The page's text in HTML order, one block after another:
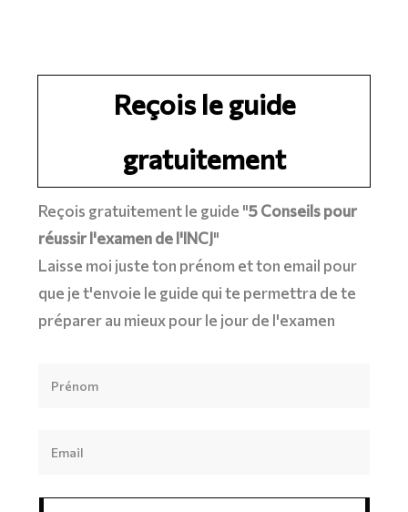
Reçois le guide
gratuitement
Reçois gratuitement le guide "5 Conseils pour
réussir l'examen de l'INCJ"
Laisse moi juste ton prénom et ton email pour
que je t'envoie le guide qui te permettra de te
préparer au mieux pour le jour de l'examen